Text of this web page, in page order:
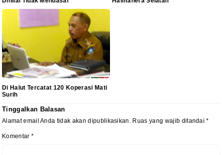
Di Halut Tercatat 120 Koperasi Mati
Surih
Tinggalkan Balasan
Alamat email Anda tidak akan dipublikasikan. Ruas yang wajib ditandai*
Komentar *